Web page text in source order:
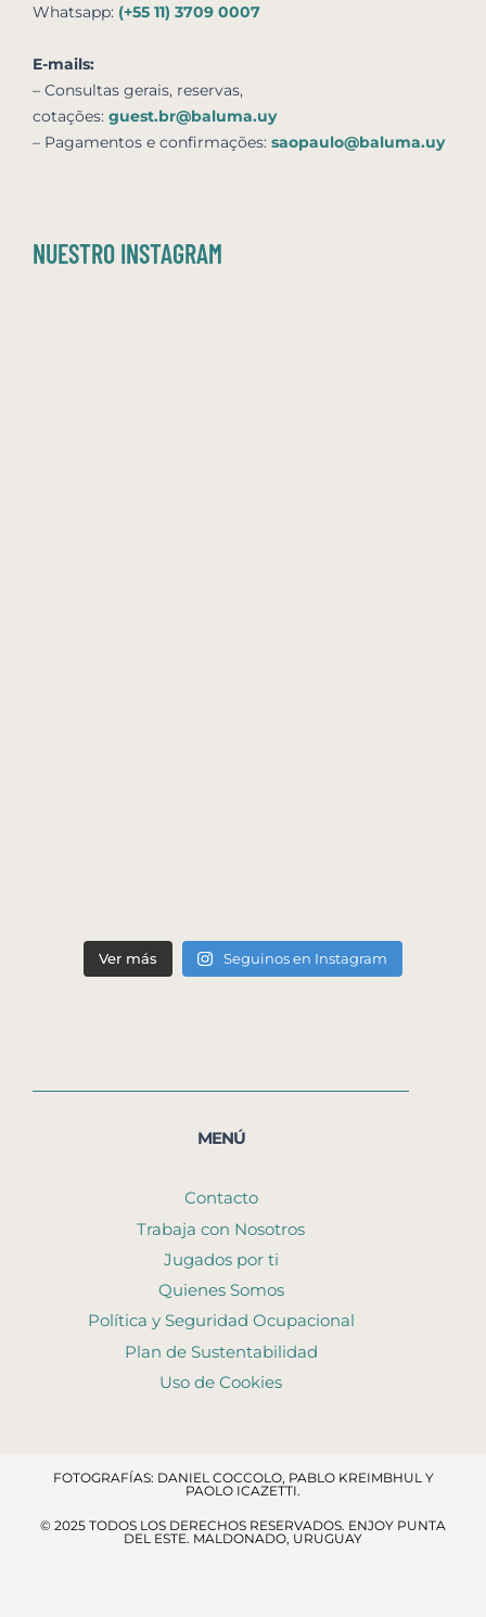
Whatsapp: (+55 11) 3709 0007
E-mails:
– Consultas gerais, reservas,
cotações: guest.br@baluma.uy
– Pagamentos e confirmações: saopaulo@baluma.uy
NUESTRO INSTAGRAM
Ver más Seguinos en Instagram
MENÚ
Contacto
Trabaja con Nosotros
Jugados por ti
Quienes Somos
Política y Seguridad Ocupacional
Plan de Sustentabilidad
Uso de Cookies
FOTOGRAFÍAS: DANIEL COCCOLO, PABLO KREIMBHUL Y
PAOLO ICAZETTI.
© 2025 TODOS LOS DERECHOS RESERVADOS​. ENJOY PUNTA
DEL ESTE. MALDONADO, URUGUAY